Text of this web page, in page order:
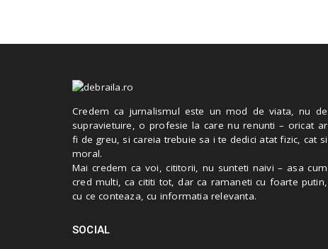
Credem ca jurnalismul este un mod de viata, nu de
supravietuire, o profesie la care nu renunti – oricat ar
fi de greu, si careia trebuie sa i te dedici atat fizic, cat si
moral.
Mai credem ca voi, cititorii, nu sunteti naivi – asa cum
cred multi, ca cititi tot, dar ca ramaneti cu foarte putin,
cu ce conteaza, cu informatia relevanta.
SOCIAL